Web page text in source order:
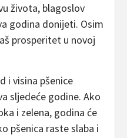
života, blagoslov
godina donijeti. Osim
prosperitet u novoj
i visina pšenice
sljedeće godine. Ako
i zelena, godina će
pšenica raste slaba i